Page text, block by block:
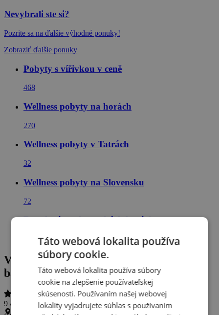
Nevybrali ste si?
Pozrite sa na ďalšie výhodné ponuky!
Zobraziť ďalšie ponuky
Pobyty s vířivkou v ceně
468
Wellness pobyty na horách
270
Wellness pobyty v Tatrách
32
Wellness pobyty na Slovensku
72
Dovolená ve slovenských horách
Vysoké Tatry s polpenziou, wellness a
balíčkom zliav v Hoteli Rysy ***
9 / 10 149 hodnotení)
Táto webová lokalita používa
súbory cookie.
Táto webová lokalita používa súbory
cookie na zlepšenie používateľskej
skúsenosti. Používaním našej webovej
lokality vyjadrujete súhlas s používaním